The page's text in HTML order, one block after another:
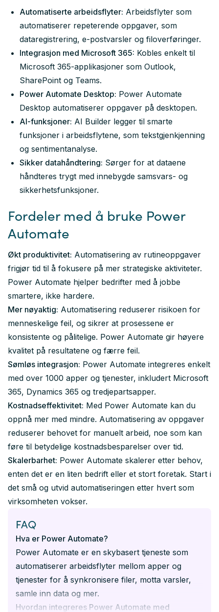
Automatiserte arbeidsflyter: Arbeidsflyter som
automatiserer repeterende oppgaver, som
dataregistrering, e-postvarsler og filoverføringer.
Integrasjon med Microsoft 365: Kobles enkelt til
Microsoft 365-applikasjoner som Outlook,
SharePoint og Teams.
Power Automate Desktop: Power Automate
Desktop automatiserer oppgaver på desktopen.
AI-funksjoner: AI Builder legger til smarte
funksjoner i arbeidsflytene, som tekstgjenkjenning
og sentimentanalyse.
Sikker datahåndtering: Sørger for at dataene
håndteres trygt med innebygde samsvars- og
sikkerhetsfunksjoner.
Fordeler med å bruke Power
Automate
Økt produktivitet: Automatisering av rutineoppgaver
frigjør tid til å fokusere på mer strategiske aktiviteter.
Power Automate hjelper bedrifter med å jobbe
smartere, ikke hardere.
Mer nøyaktig: Automatisering reduserer risikoen for
menneskelige feil, og sikrer at prosessene er
konsistente og pålitelige. Power Automate gir høyere
kvalitet på resultatene og færre feil.
Sømløs integrasjon: Power Automate integreres enkelt
med over 1000 apper og tjenester, inkludert Microsoft
365, Dynamics 365 og tredjepartsapper.
Kostnadseffektivitet: Med Power Automate kan du
oppnå mer med mindre. Automatisering av oppgaver
reduserer behovet for manuelt arbeid, noe som kan
føre til betydelige kostnadsbesparelser over tid.
Skalerbarhet: Power Automate skalerer etter behov,
enten det er en liten bedrift eller et stort foretak. Start i
det små og utvid automatiseringen etter hvert som
virksomheten vokser.
FAQ
Hva er Power Automate?
Power Automate er en skybasert tjeneste som
automatiserer arbeidsflyter mellom apper og
tjenester for å synkronisere filer, motta varsler,
samle inn data og mer.
Hvordan integreres Power Automate med